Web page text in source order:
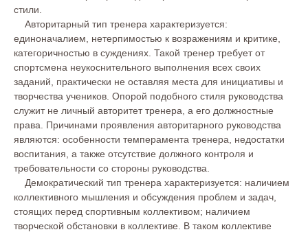
стили.
Авторитарный тип тренера характеризуется:
единоначалием, нетерпимостью к возражениям и критике,
категоричностью в суждениях. Такой тренер требует от
спортсмена неукоснительного выполнения всех своих
заданий, практически не оставляя места для инициативы и
творчества учеников. Опорой подобного стиля руководства
служит не личный авторитет тренера, а его должностные
права. Причинами проявления авторитарного руководства
являются: особенности темперамента тренера, недостатки
воспитания, а также отсутствие должного контроля и
требовательности со стороны руководства.
Демократический тип тренера характеризуется: наличием
коллективного мышления и обсуждения проблем и задач,
стоящих перед спортивным коллективом; наличием
творческой обстановки в коллективе. В таком коллективе